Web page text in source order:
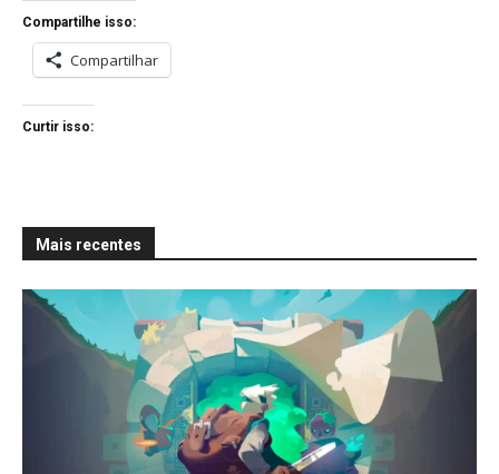
Compartilhe isso:
Compartilhar
Curtir isso:
Mais recentes